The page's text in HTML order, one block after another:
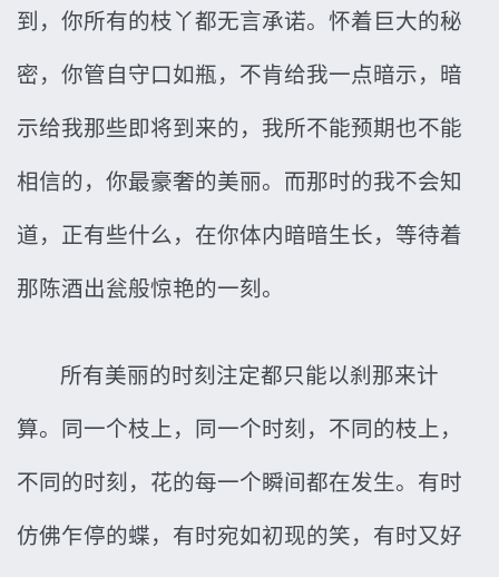
到，你所有的枝丫都无言承诺。怀着巨大的秘
密，你管自守口如瓶，不肯给我一点暗示，暗
示给我那些即将到来的，我所不能预期也不能
相信的，你最豪奢的美丽。而那时的我不会知
道，正有些什么，在你体内暗暗生长，等待着
那陈酒出瓮般惊艳的一刻。
所有美丽的时刻注定都只能以刹那来计
算。同一个枝上，同一个时刻，不同的枝上，
不同的时刻，花的每一个瞬间都在发生。有时
仿佛乍停的蝶，有时宛如初现的笑，有时又好